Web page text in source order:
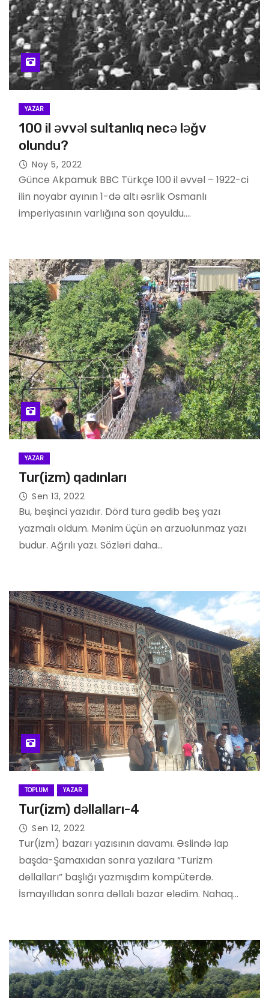
YAZAR
100 il əvvəl sultanlıq necə ləğv
olundu?
Noy 5, 2022
Günce Akpamuk BBC Türkçe 100 il əvvəl – 1922-ci
ilin noyabr ayının 1-də altı əsrlik Osmanlı
imperiyasının varlığına son qoyuldu.…
YAZAR
Tur(izm) qadınları
Sen 13, 2022
Bu, beşinci yazıdır. Dörd tura gedib beş yazı
yazmalı oldum. Mənim üçün ən arzuolunmaz yazı
budur. Ağrılı yazı. Sözləri daha…
TOPLUM YAZAR
Tur(izm) dəllalları-4
Sen 12, 2022
Tur(izm) bazarı yazısının davamı. Əslində lap
başda-Şamaxıdan sonra yazılara “Turizm
dəllalları” başlığı yazmışdım kompüterdə.
İsmayıllıdan sonra dəllalı bazar elədim. Nahaq…